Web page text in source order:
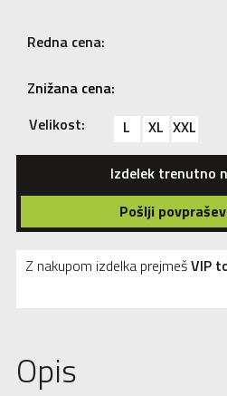
Redna cena:
Znižana cena:
Velikost:
L XL XXL
Izdelek trenutno
Pošlji
Z nakupom izdelka prejmešVIP
Opis